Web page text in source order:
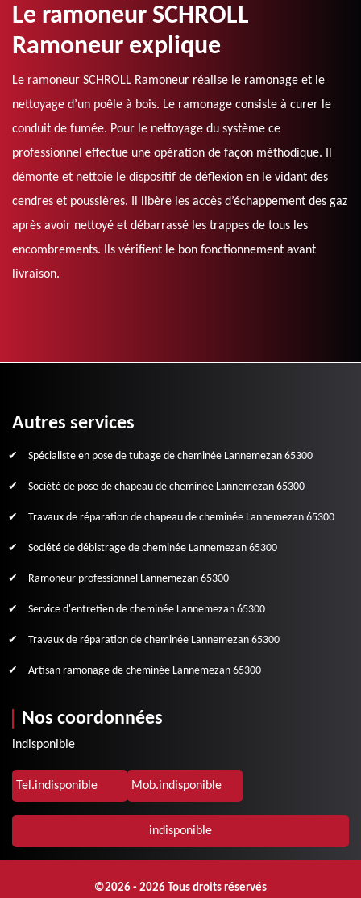
Le ramoneur SCHROLL
Ramoneur explique
Le ramoneur SCHROLL Ramoneur réalise le ramonage et le
nettoyage d’un poêle à bois. Le ramonage consiste à curer le
conduit de fumée. Pour le nettoyage du système ce
professionnel effectue une opération de façon méthodique. Il
démonte et nettoie le dispositif de déflexion en le vidant des
cendres et poussières. Il libère les accès d’échappement des gaz
après avoir nettoyé et débarrassé les trappes de tous les
encombrements. Ils vérifient le bon fonctionnement avant
livraison.
Autres services
Spécialiste en pose de tubage de cheminée Lannemezan 65300
Société de pose de chapeau de cheminée Lannemezan 65300
Travaux de réparation de chapeau de cheminée Lannemezan 65300
Société de débistrage de cheminée Lannemezan 65300
Ramoneur professionnel Lannemezan 65300
Service d'entretien de cheminée Lannemezan 65300
Travaux de réparation de cheminée Lannemezan 65300
Artisan ramonage de cheminée Lannemezan 65300
Nos coordonnées
indisponible
Tel.indisponible Mob.indisponible
indisponible
©2026 - 2026 Tous droits réservés